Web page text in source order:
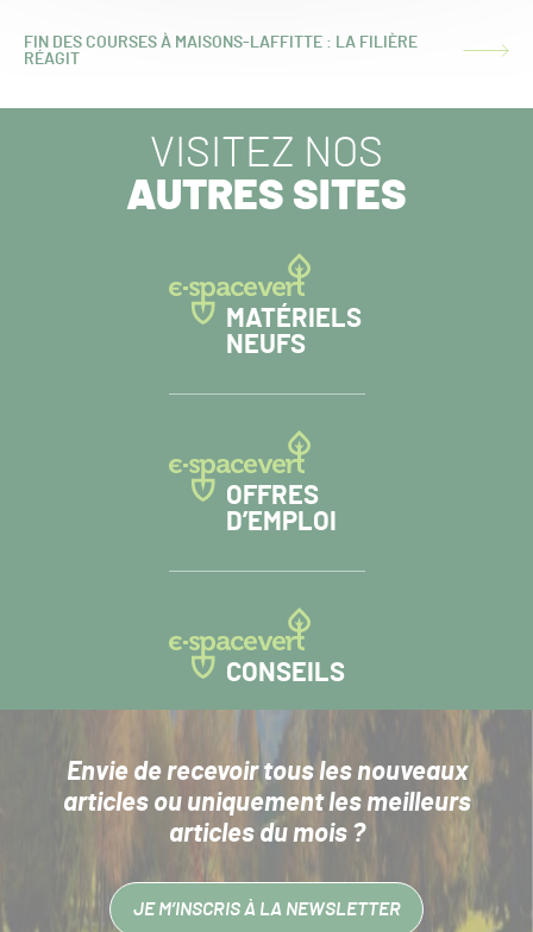
ARTICLE
FIN DES COURSES À MAISONS-LAFFITTE : LA FILIÈRE
RÉAGIT
VISITEZ NOS
AUTRES SITES
MATÉRIELS
NEUFS
OFFRES
D’EMPLOI
CONSEILS
Envie de recevoir tous les nouveaux
articlesou uniquement les meilleurs
articles du mois ?
JE M’INSCRIS À LA NEWSLETTER